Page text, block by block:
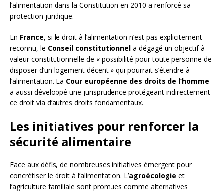
l’alimentation dans la Constitution en 2010 a renforcé sa
protection juridique.
En France, si le droit à l’alimentation n’est pas explicitement
reconnu, le Conseil constitutionnel a dégagé un objectif à
valeur constitutionnelle de « possibilité pour toute personne de
disposer d’un logement décent » qui pourrait s’étendre à
l’alimentation. La Cour européenne des droits de l’homme
a aussi développé une jurisprudence protégeant indirectement
ce droit via d’autres droits fondamentaux.
Les initiatives pour renforcer la
sécurité alimentaire
Face aux défis, de nombreuses initiatives émergent pour
concrétiser le droit à l’alimentation. L’agroécologie et
l’agriculture familiale sont promues comme alternatives